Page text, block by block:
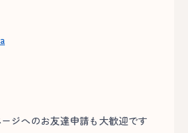
ジへのお友達申請も大歓迎です